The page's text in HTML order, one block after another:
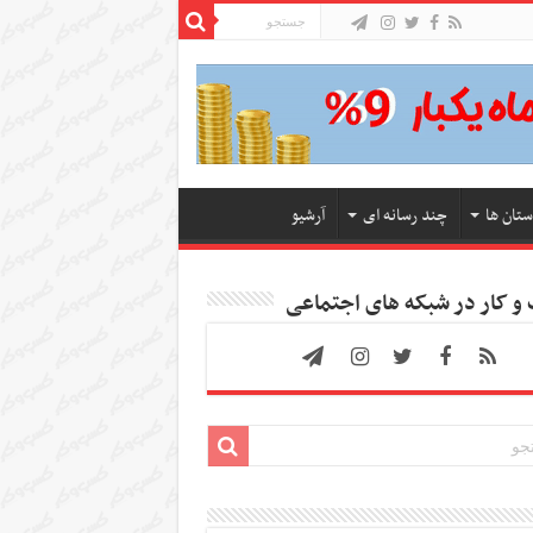
ها چند رسانه ای آرشیو
کار در شبکه های اجتماعی